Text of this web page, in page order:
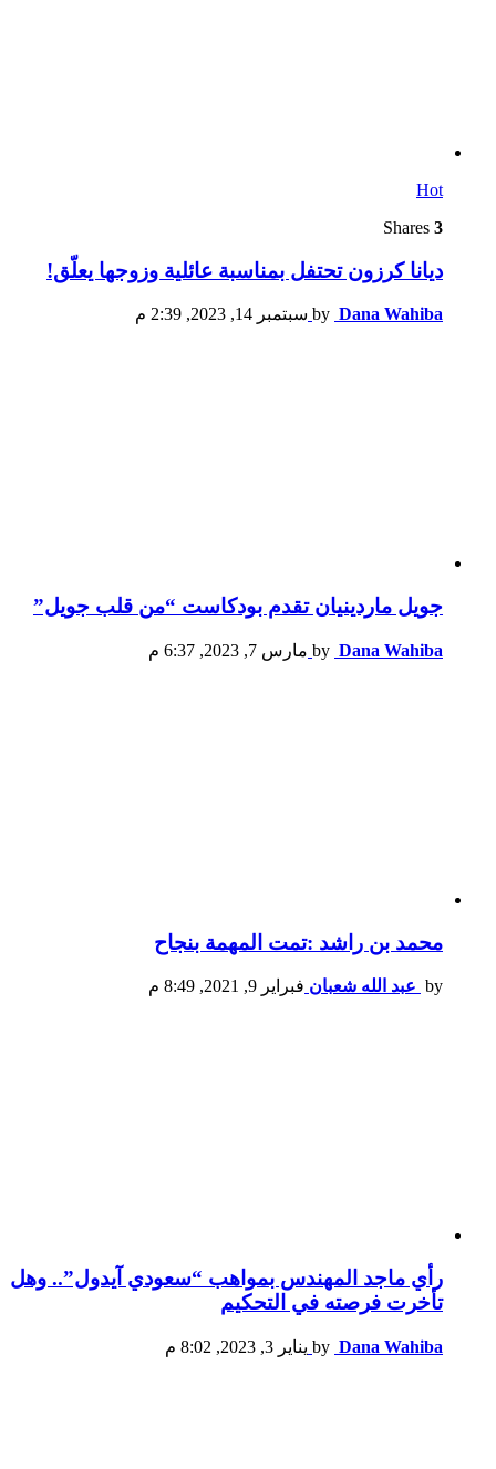
Hot
3
ديانا كرزون تحتفل بمناسبة عائلية وزوجها يعلّق!
by Dana Wahiba سبتمبر 14, 2023, 2:39 م
جويل ماردينيان تقدم بودكاست “من قلب جويل”
by Dana Wahiba مارس 7, 2023, 6:37 م
محمد بن راشد :تمت المهمة بنجاح
by عبد الله شعبان فبراير 9, 2021, 8:49 م
رأي ماجد المهندس بمواهب “سعودي آيدول”.. وهل
تأخرت فرصته في التحكيم
by Dana Wahiba يناير 3, 2023, 8:02 م